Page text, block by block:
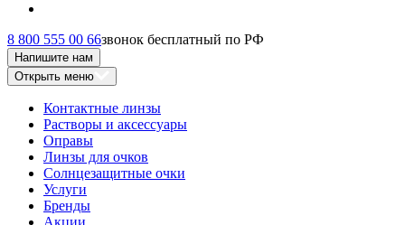
8 800 555 00 66звонок бесплатный по РФ
Напишите нам
Открыть меню
Контактные линзы
Растворы и аксессуары
Оправы
Линзы для очков
Солнцезащитные очки
Услуги
Бренды
Акции